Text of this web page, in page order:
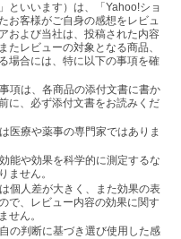
といいます）は、「Yahoo!ショ
お客様がご自身の感想をレビュ
および当社は、投稿された内容
たレビューの対象となる商品、
場合には、特に以下の事項を確
項は、各商品の添付文書に書か
に、必ず添付文書をお読みくだ
医療や薬事の専門家ではありま
能や効果を科学的に測定するな
ません。
個人差が大きく、また効果の表
で、レビュー内容の効果に関す
せん。
の判断に基づき選び使用した感